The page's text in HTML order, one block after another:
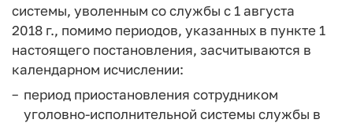
системы, уволенным со службы с 1 августа
2018 г., помимо периодов, указанных в пункте 1
настоящего постановления, засчитываются в
календарном исчислении:
период приостановления сотрудником
уголовно-исполнительной системы службы в